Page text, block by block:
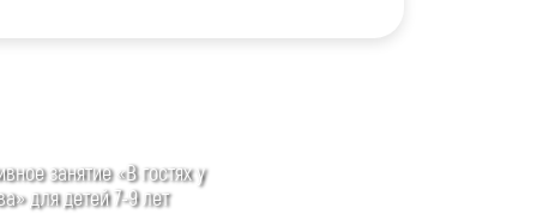
занятие «В гостях у
для детей 7-9 лет